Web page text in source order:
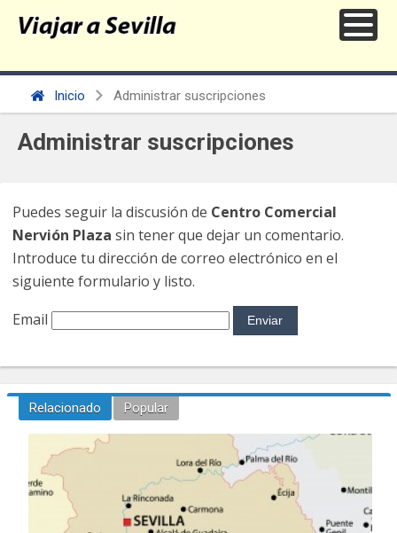
Inicio Administrar suscripciones
Administrar suscripciones
Puedes seguir la discusión de Centro Comercial
Nervión Plaza sin tener que dejar un comentario.
Introduce tu dirección de correo electrónico en el
siguiente formulario y listo.
Email
Relacionado Popular